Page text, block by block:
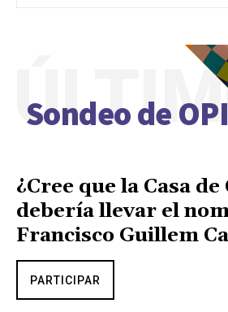
Sondeo de
¿Cree que la Casa
debería llevar el
Francisco Guillem
PARTICIPAR